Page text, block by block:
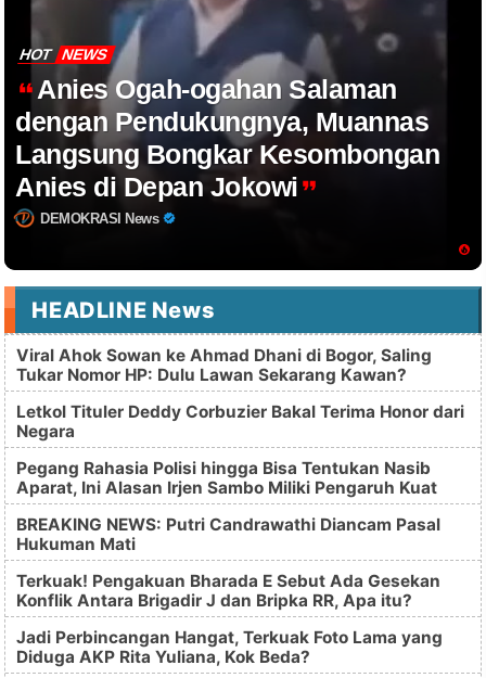
HOT NEWS
Anies Ogah-ogahan Salaman
dengan Pendukungnya, Muannas
Langsung Bongkar Kesombongan
Anies di Depan Jokowi
DEMOKRASI News
HEADLINE News
Viral Ahok Sowan ke Ahmad Dhani di Bogor, Saling
Tukar Nomor HP: Dulu Lawan Sekarang Kawan?
Letkol Tituler Deddy Corbuzier Bakal Terima Honor dari
Negara
Pegang Rahasia Polisi hingga Bisa Tentukan Nasib
Aparat, Ini Alasan Irjen Sambo Miliki Pengaruh Kuat
BREAKING NEWS: Putri Candrawathi Diancam Pasal
Hukuman Mati
Terkuak! Pengakuan Bharada E Sebut Ada Gesekan
Konflik Antara Brigadir J dan Bripka RR, Apa itu?
Jadi Perbincangan Hangat, Terkuak Foto Lama yang
Diduga AKP Rita Yuliana, Kok Beda?